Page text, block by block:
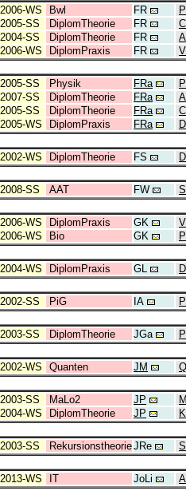
2006-WS Bwl FR
2005-SS DiplomTheorie FR
2004-SS DiplomTheorie FR
2006-WS DiplomPraxis FR
2005-SS Physik FRa
2007-SS DiplomTheorie FRa
2005-SS DiplomTheorie FRa
2005-WS DiplomPraxis FRa
2002-WS DiplomTheorie FS
2008-SS AAT FW
2006-WS DiplomPraxis GK
2006-WS Bio GK
2004-WS DiplomPraxis GL
2002-SS PiG IA
2003-SS DiplomTheorie JGa
2002-WS Quanten JM
2003-SS MaLo2 JP
2004-WS DiplomTheorie JP
2003-SS RekursionstheorieJRe
2013-WS IT JoLi